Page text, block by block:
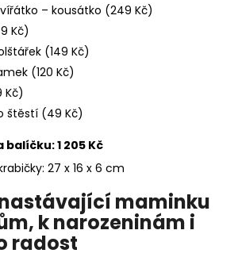
– kousátko (249 Kč)
Kč)
(149 Kč)
(120 Kč)
Kč)
štěstí (49 Kč)
1 205 Kč
27 x 16 x 6 cm
maminku
k narozeninám i
radost